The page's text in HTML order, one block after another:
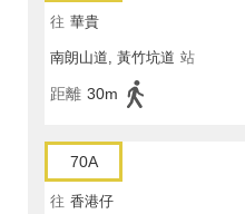
往 華貴
南朗山道, 黃竹坑道 站
距離 30m
70A
往 香港仔